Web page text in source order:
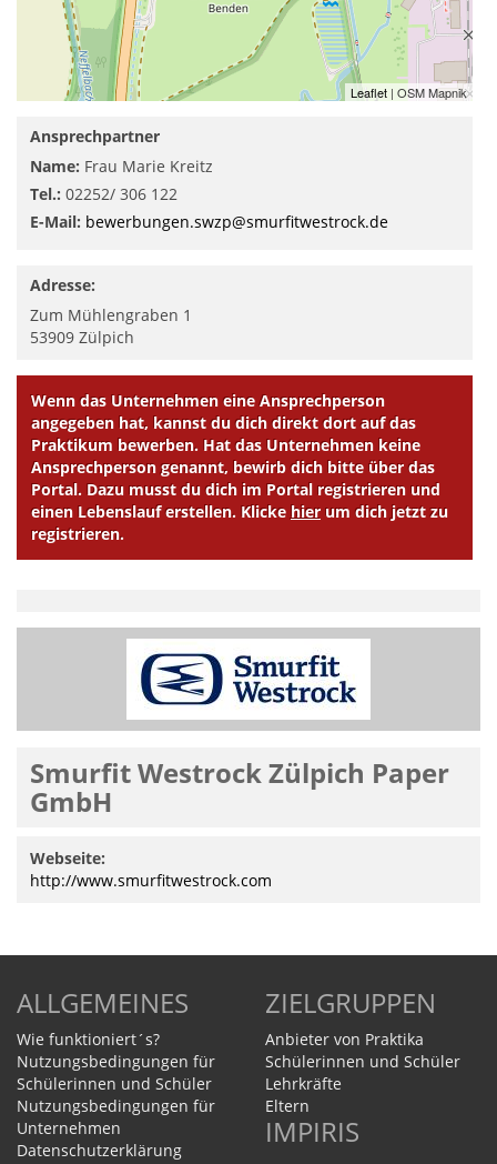
Leaflet | OSM Mapnik
Ansprechpartner
Name: Frau Marie Kreitz
Tel.: 02252/ 306 122
E-Mail: bewerbungen.swzp@smurfitwestrock.de
Adresse:
Zum Mühlengraben 1
53909 Zülpich
Wenn das Unternehmen eine Ansprechperson
angegeben hat, kannst du dich direkt dort auf das
Praktikum bewerben. Hat das Unternehmen keine
Ansprechperson genannt, bewirb dich bitte über das
Portal. Dazu musst du dich im Portal registrieren und
einen Lebenslauf erstellen. Klicke hier um dich jetzt zu
registrieren.
Smurfit Westrock Zülpich Paper
GmbH
Webseite:
http://www.smurfitwestrock.com
ALLGEMEINES
Wie funktioniert´s?
Nutzungsbedingungen für
Schülerinnen und Schüler
Nutzungsbedingungen für
Unternehmen
Datenschutzerklärung
ZIELGRUPPEN
Anbieter von Praktika
Schülerinnen und Schüler
Lehrkräfte
Eltern
IMPIRIS